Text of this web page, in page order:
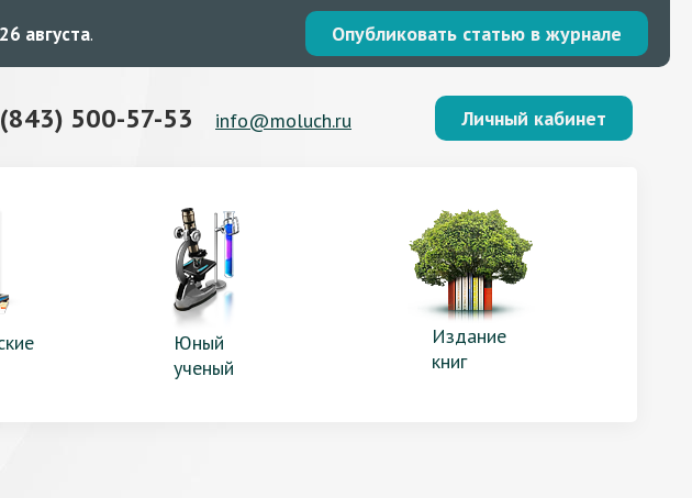
26 августа. Опубликовать статью в журнале
500-57-53 info@moluch.ru Личный кабинет
Юный
ученый
Издание
книг